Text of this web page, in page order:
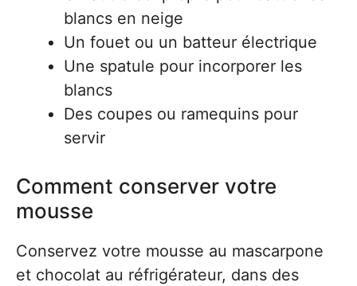
blancs en neige
Un fouet ou un batteur électrique
Une spatule pour incorporer les
blancs
Des coupes ou ramequins pour
servir
Comment conserver votre
mousse
Conservez votre mousse au mascarpone
et chocolat au réfrigérateur, dans des